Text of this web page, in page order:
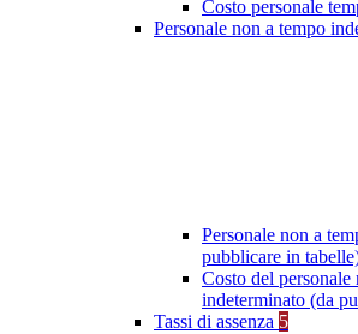
Costo personale
Personale non a tempo
Personale non a
pubblicare in
Costo del personale
indeterminato (da
Tassi di assenza 5